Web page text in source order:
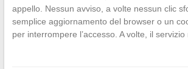
appello. Nessun avviso, a volte nessun clic
semplice aggiornamento del browser o un
per interrompere l’accesso. A volte, il servizio